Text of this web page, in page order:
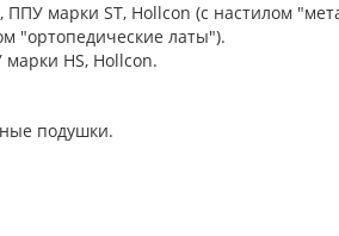
марки ST, Hollcon (с настилом
"ортопедические латы").
HS, Hollcon.
подушки.